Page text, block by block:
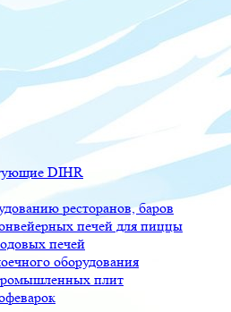
DIHR
ресторанов, баров
печей для пиццы
печей
оборудования
плит